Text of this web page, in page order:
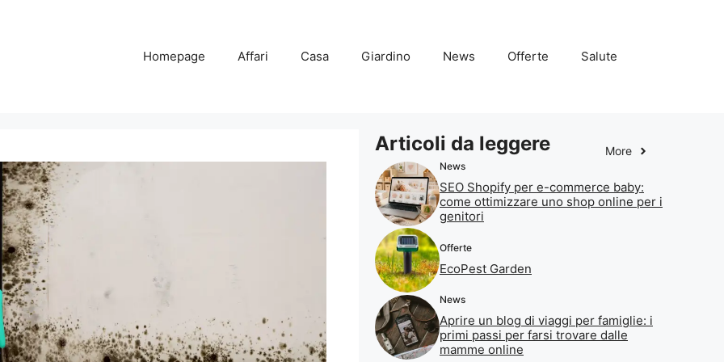
Homepage Affari Casa Giardino News Offerte Salute
Articoli da leggere More
News
SEO Shopify per e-commerce baby:
come ottimizzare uno shop online per i
genitori
Offerte
EcoPest Garden
News
Aprire un blog di viaggi per famiglie: i
primi passi per farsi trovare dalle
mamme online